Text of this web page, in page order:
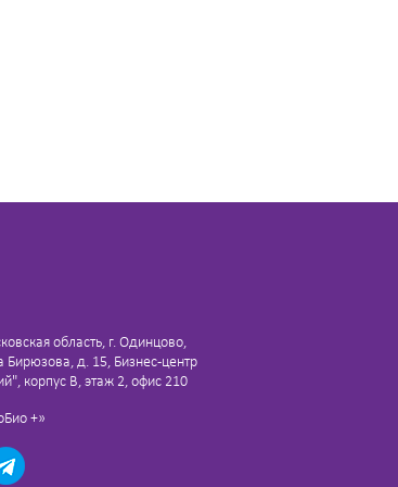
область, г. Одинцово,
д. 15, Бизнес-центр
корпус В, этаж 2, офис 210
+»